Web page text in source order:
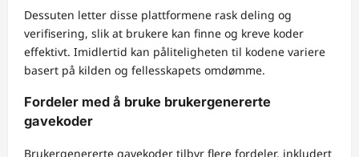
Dessuten letter disse plattformene rask deling og
verifisering, slik at brukere kan finne og kreve koder
effektivt. Imidlertid kan påliteligheten til kodene variere
basert på kilden og fellesskapets omdømme.
Fordeler med å bruke brukergenererte
gavekoder
Brukergenererte gavekoder tilbyr flere fordeler, inkludert